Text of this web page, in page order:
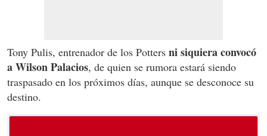
Tony Pulis, entrenador de los Potters ni siquiera convocó
a Wilson Palacios, de quien se rumora estará siendo
traspasado en los próximos días, aunque se desconoce su
destino.